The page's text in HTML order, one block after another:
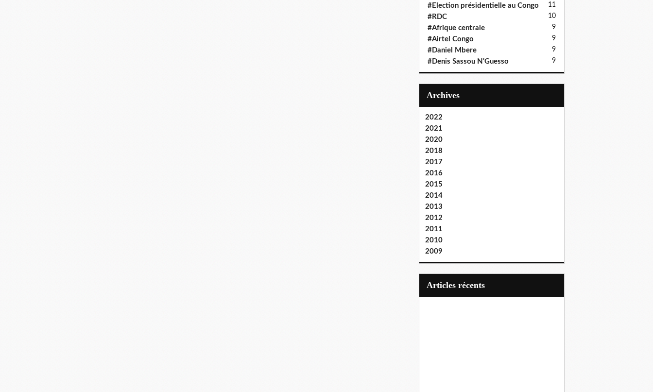
#Election présidentielle au Congo 11
#RDC 10
#Afrique centrale 9
#Airtel Congo 9
#Daniel Mbere 9
#Denis Sassou N'Guesso 9
Archives
2022
2021
2020
2018
2017
2016
2015
2014
2013
2012
2011
2010
2009
articles récents